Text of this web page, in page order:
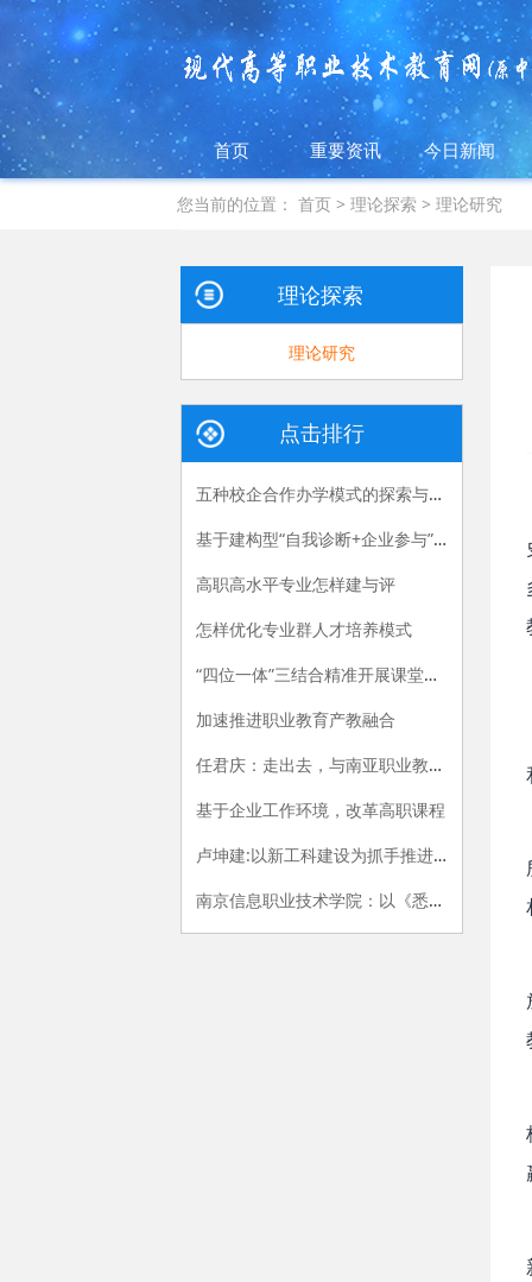
首页 重要资讯 今日新闻
您当前的位置：首页 >理论探索 >理论研究
理论探索
理论研究
点击排行
五种校企合作办学模式的探索与实践
基于建构型“自我诊断+企业参与”的专业评价指标体系构建研究
高职高水平专业怎样建与评
怎样优化专业群人才培养模式
“四位一体”三结合精准开展课堂教学评价的探索与实践
加速推进职业教育产教融合
任君庆：走出去，与南亚职业教育牵手
基于企业工作环境，改革高职课程
卢坤建:以新工科建设为抓手推进高职院校供给侧改革
南京信息职业技术学院：以《悉尼协议》为范式，开展专业内涵建设